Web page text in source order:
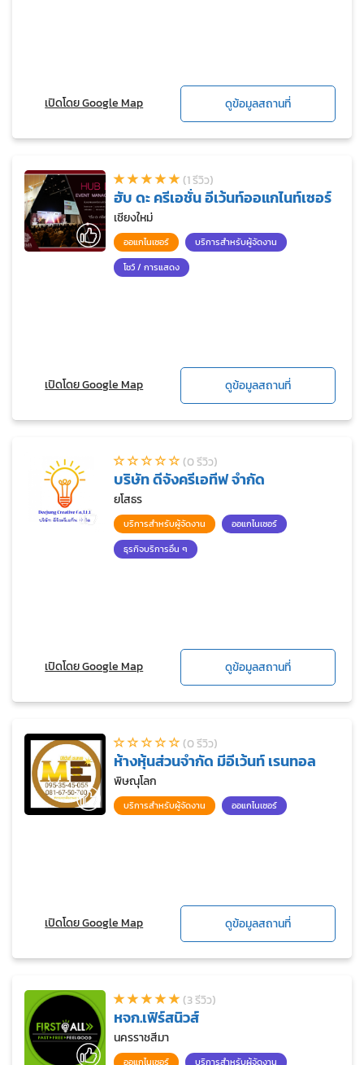
เปิดโดย Google Map ดูข้อมูลสถานที่
(1 รีวิว)
ฮับ ดะ ครีเอชั่น อีเว้นท์ออแกไนท์เซอร์
เชียงใหม่
ออแกไนเซอร์
บริการสำหรับผู้จัดงาน
โชว์ / การแสดง
เปิดโดย Google Map ดูข้อมูลสถานที่
(0 รีวิว)
บริษัท ดีจังครีเอทีฟ จำกัด
ยโสธร
บริการสำหรับผู้จัดงาน
ออแกไนเซอร์
ธุรกิจบริการอื่น ๆ
เปิดโดย Google Map ดูข้อมูลสถานที่
(0 รีวิว)
ห้างหุ้นส่วนจำกัด มีอีเว้นท์ เรนทอล
พิษณุโลก
บริการสำหรับผู้จัดงาน ออแกไนเซอร์
เปิดโดย Google Map ดูข้อมูลสถานที่
(3 รีวิว)
หจก.เฟิร์สนิวส์
นครราชสีมา
ออแกไนเซอร์ บริการสำหรับผู้จัดงาน